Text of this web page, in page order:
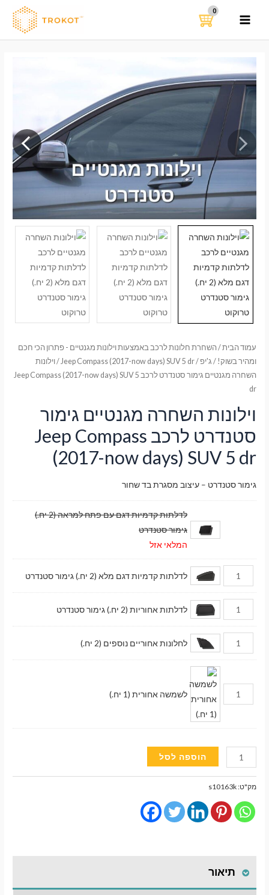
MAIN
עמוד הבית/השחרת חלונות לרכב באמצעות וילונות מגנטיים - פתרון הכי חכם
ומהיר בשוק! / ג'יפ /
Jeep Compass (2017-now days) SUV 5 dr / וילונות
השחרה מגנטיים גימור סטנדרט לרכב Jeep Compass (2017-now days) SUV 5
dr
וילונות השחרה מגנטיים גימור
סטנדרט לרכב Jeep Compass
(2017-now days) SUV 5 dr
גימור סטנדרט – עיצוב מסגרת בד שחור
לדלתות קדמיות דגם עם פתח למראה (2 יח.)
גימור סטנדרט
המלאי אזל
לדלתות קדמיות דגם מלא (2 יח.) גימור סטנדרט
לדלתות אחוריות (2 יח.) גימור סטנדרט
לחלונות אחוריים נוספים (2 יח.)
לשמשה אחורית (1 יח.)
כמות
של
וילונות
מגנטיים
Jeep
Compass
הוספה לסל
מק"ט:s10163k
תיאור